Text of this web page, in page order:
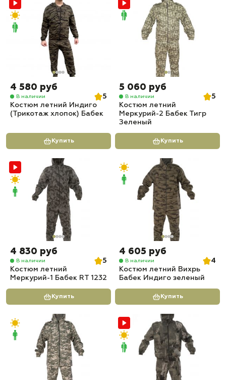
4 580 руб
В наличии
5
Костюм летний Индиго
(Трикотаж хлопок) Бабек
Купить
5 060 руб
В наличии
5
Костюм летний
Меркурий-2 Бабек Тигр
Зеленый
Купить
4 830 руб
В наличии
5
Костюм летний
Меркурий-1 Бабек RT 1232
Купить
4 605 руб
В наличии
4
Костюм летний Вихрь
Бабек Индиго зеленый
Купить